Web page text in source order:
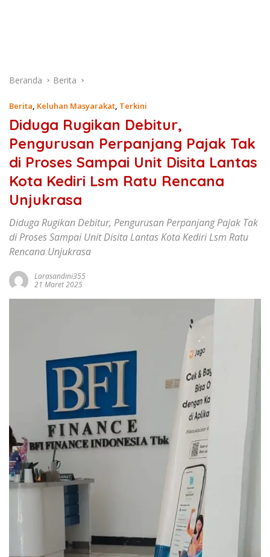
Beranda Berita
Berita, Keluhan Masyarakat, Terkini
Diduga Rugikan Debitur,
Pengurusan Perpanjang Pajak Tak
di Proses Sampai Unit Disita Lantas
Kota Kediri Lsm Ratu Rencana
Unjukrasa
Diduga Rugikan Debitur, Pengurusan Perpanjang Pajak Tak
di Proses Sampai Unit Disita Lantas Kota Kediri Lsm Ratu
Rencana Unjukrasa
Larasandini355
21 Maret 2025